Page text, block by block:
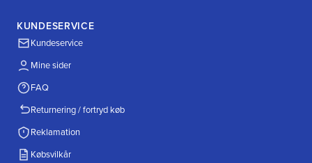
KUNDESERVICE
Kundeservice
Mine sider
FAQ
Returnering / fortryd køb
Reklamation
Købsvilkår